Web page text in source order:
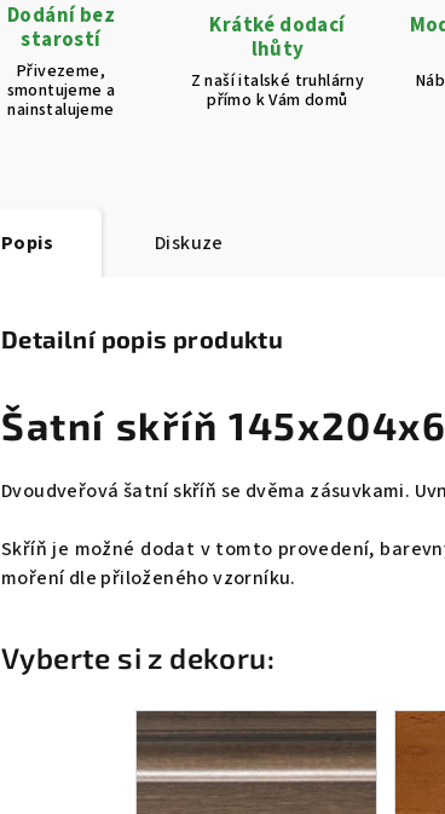
Dodání bez
starostí
Přivezeme,
smontujeme a
nainstalujeme
Krátké dodací
lhůty
Z naší italské truhlárny
přímo k Vám domů
Popis Diskuze
Detailní popis produktu
Šatní skříň
Dvoudveřová šatní skříň se dvěma zásuvkami.
Skříň je možné dodat v tomto provedení,
moření dle přiloženého vzorníku.
Vyberte si z dekoru: